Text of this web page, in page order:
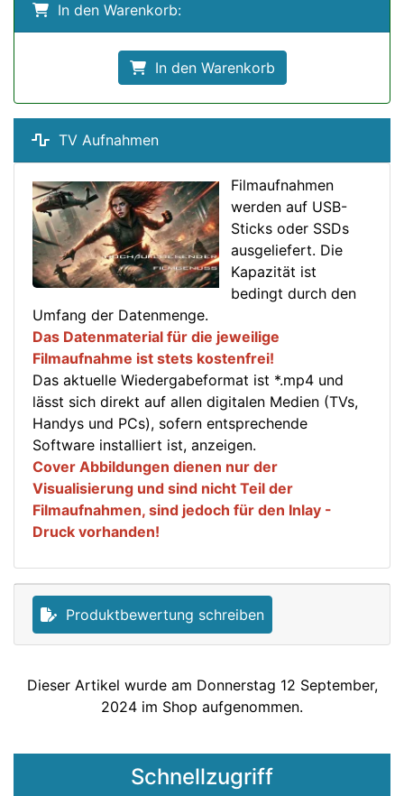
In den Warenkorb:
In den Warenkorb
TV Aufnahmen
Filmaufnahmen
werden auf USB-
Sticks oder SSDs
ausgeliefert. Die
Kapazität ist
bedingt durch den
Umfang der Datenmenge.
Das Datenmaterial für die jeweilige
Filmaufnahme ist stets kostenfrei!
Das aktuelle Wiedergabeformat ist *.mp4 und
lässt sich direkt auf allen digitalen Medien (TVs,
Handys und PCs), sofern entsprechende
Software installiert ist, anzeigen.
Cover Abbildungen dienen nur der
Visualisierung und sind nicht Teil der
Filmaufnahmen, sind jedoch für den Inlay -
Druck vorhanden!
Produktbewertung schreiben
Dieser Artikel wurde am Donnerstag 12 September,
2024 im Shop aufgenommen.
Schnellzugriff